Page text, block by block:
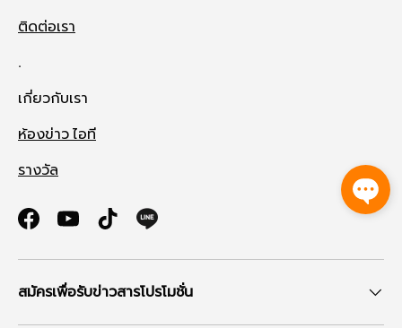
ติดต่อเรา
.
เกี่ยวกับเรา
ห้องข่าว ไอที
รางวัล
FacebookYouTubeTikTok
สมัครเพื่อรับข่าวสารโปรโมชั่น